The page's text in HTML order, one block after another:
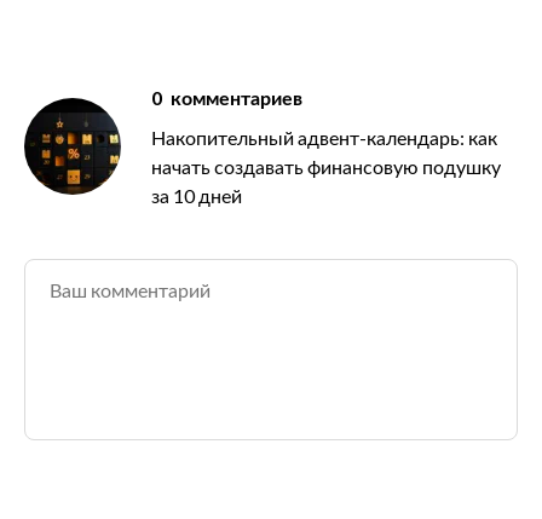
0 комментариев
Накопительный адвент-календарь: как
начать создавать финансовую подушку
за 10 дней